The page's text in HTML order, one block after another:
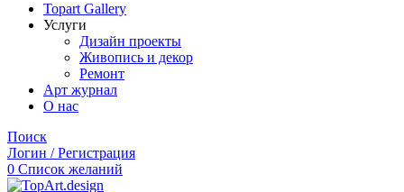
Topart Gallery
Услуги
Дизайн проекты
Живопись и декор
Ремонт
Арт журнал
О нас
Поиск
Логин / Регистрация
0 Список желаний